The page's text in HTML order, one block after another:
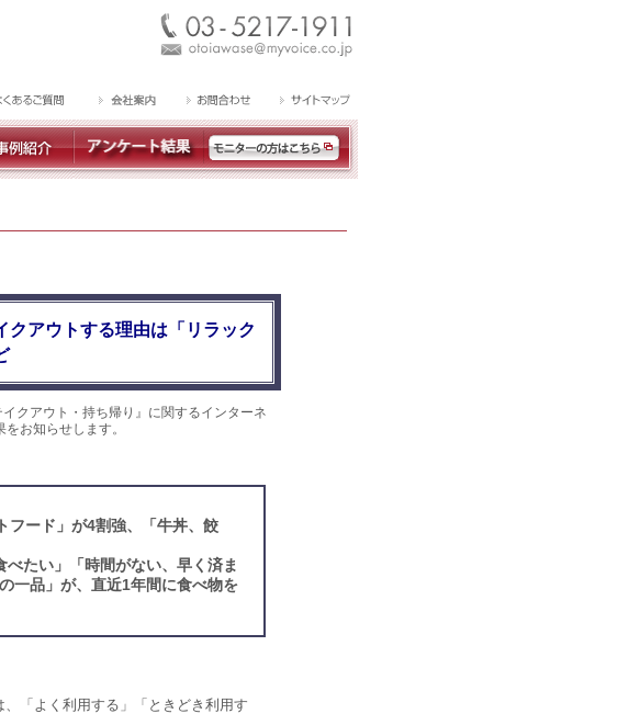
アウトする理由は「リラック
クアウト・持ち帰り』に関するインターネ
お知らせします。
フード」が4割強、「牛丼、餃
たい」「時間がない、早く済ま
一品」が、直近1年間に食べ物を
「よく利用する」「ときどき利用す